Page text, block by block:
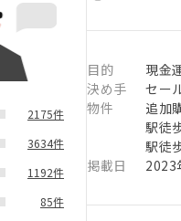
2175件
3634件
1192件
85件
目的
現金
決め手
セー
物件
追加
駅徒
駅徒
掲載日
2023